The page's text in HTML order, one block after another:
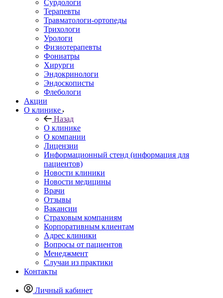
Сурдологи
Терапевты
Травматологи-ортопеды
Трихологи
Урологи
Физиотерапевты
Фониатры
Хирурги
Эндокринологи
Эндоскописты
Флебологи
Акции
О клинике
Назад
О клинике
О компании
Лицензии
Информационный стенд (информация для
пациентов)
Новости клиники
Новости медицины
Врачи
Отзывы
Вакансии
Страховым компаниям
Корпоративным клиентам
Адрес клиники
Вопросы от пациентов
Менеджмент
Случаи из практики
Контакты
Личный кабинет